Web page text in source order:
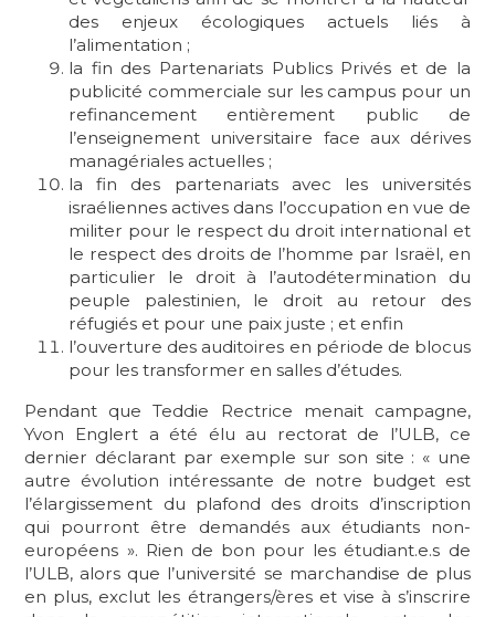
des enjeux écologiques actuels liés à
l’alimentation ;
la fin des Partenariats Publics Privés et de la
publicité commerciale sur les campus pour un
refinancement entièrement public de
l’enseignement universitaire face aux dérives
managériales actuelles ;
la fin des partenariats avec les universités
israéliennes actives dans l’occupation en vue de
militer pour le respect du droit international et
le respect des droits de l’homme par Israël, en
particulier le droit à l’autodétermination du
peuple palestinien, le droit au retour des
réfugiés et pour une paix juste ; et enfin
l’ouverture des auditoires en période de blocus
pour les transformer en salles d’études.
Pendant que Teddie Rectrice menait campagne,
Yvon Englert a été élu au rectorat de l’ULB, ce
dernier déclarant par exemple sur son site : « une
autre évolution intéressante de notre budget est
l’élargissement du plafond des droits d’inscription
qui pourront être demandés aux étudiants non-
européens ». Rien de bon pour les étudiant.e.s de
l’ULB, alors que l’université se marchandise de plus
en plus, exclut les étrangers/ères et vise à s’inscrire